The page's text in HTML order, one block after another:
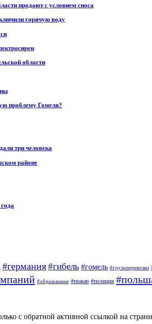
продают с условием сноса
горячую воду
области
проблему Гомеля?
три человека
районе
#германия#гибель #гомель #грузоперевозки
#образование #пожар #полиция
с обратной активной ссылкой на